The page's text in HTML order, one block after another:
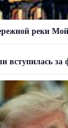
реки
вступилась за